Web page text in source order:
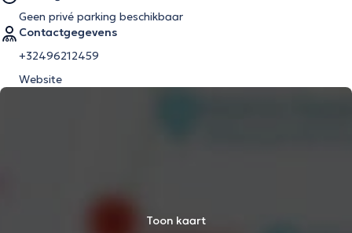
Geen privé parking beschikbaar
Contactgegevens
+32496212459
Website
Toon kaart